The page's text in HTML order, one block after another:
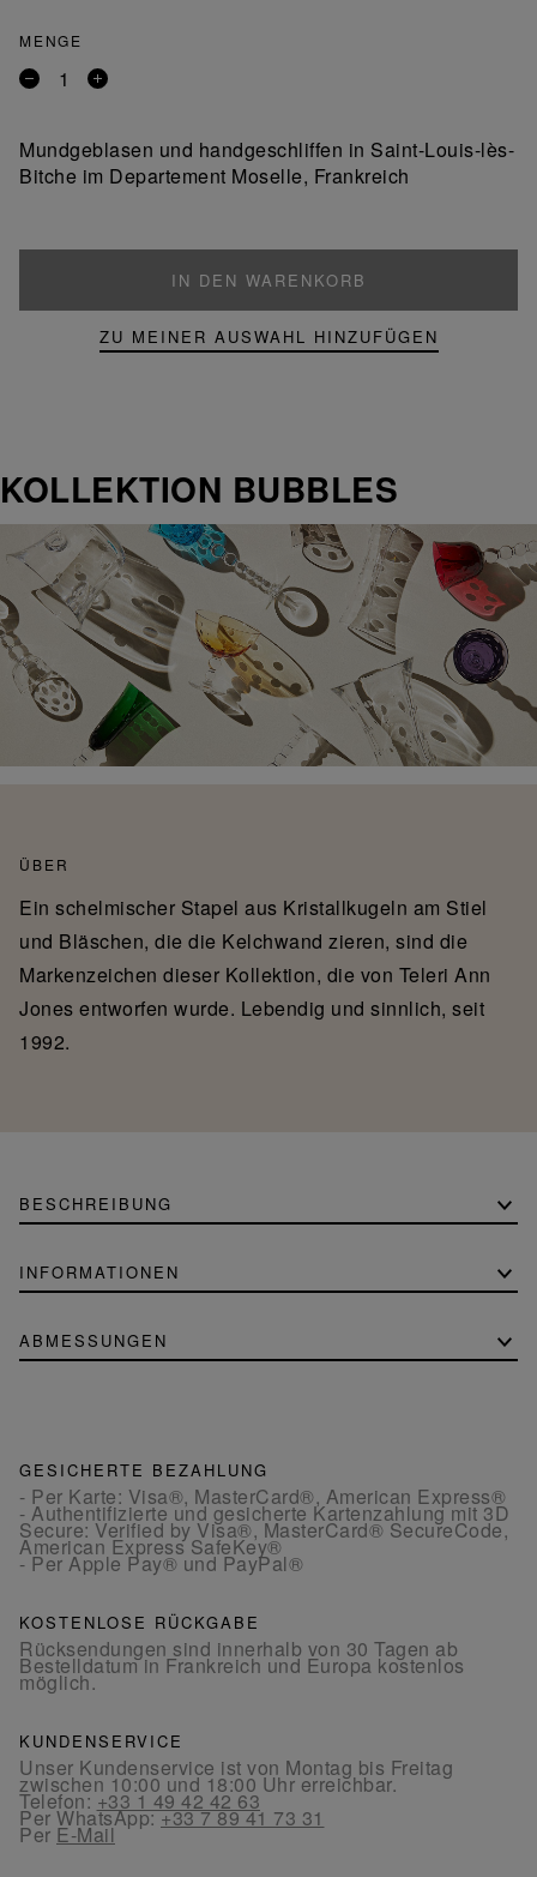
MENGE
Entfernen
Produkt
Ein
Mundgeblasen und handgeschliffen in Saint-Louis-lès-
Bitche im Departement Moselle, Frankreich
IN DEN WARENKORB
ZU MEINER AUSWAHL HINZUFÜGEN
KOLLEKTION BUBBLES
ÜBER
Ein schelmischer Stapel aus Kristallkugeln am Stiel
und Bläschen, die die Kelchwand zieren, sind die
Markenzeichen dieser Kollektion, die von Teleri Ann
Jones entworfen wurde. Lebendig und sinnlich, seit
1992.
BESCHREIBUNG
INFORMATIONEN
ABMESSUNGEN
GESICHERTE BEZAHLUNG
- Per Karte: Visa®, MasterCard®, American Express®
- Authentifizierte und gesicherte Kartenzahlung mit 3D
Secure: Verified by Visa®, MasterCard® SecureCode,
American Express SafeKey®
- Per Apple Pay® und PayPal®
KOSTENLOSE RÜCKGABE
Rücksendungen sind innerhalb von 30 Tagen ab
Bestelldatum in Frankreich und Europa kostenlos
möglich.
KUNDENSERVICE
Unser Kundenservice ist von Montag bis Freitag
zwischen 10:00 und 18:00 Uhr erreichbar.
Telefon:+33 1 49 42 42 63
Per WhatsApp:+33 7 89 41 73 31
Per E-Mail